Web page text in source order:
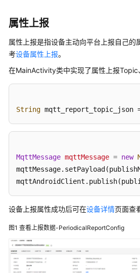
属性上报
属性上报是指设备主动向平台上报自己的
考设备属性上报。
在MainActivity类中实现了属性上报Topic
String mqtt_report_topic_json
MqttMessage mqttMessage = new
设备上报属性成功后可在设备详情页面查
图1 查看上报数据-PeriodicalReportConfig